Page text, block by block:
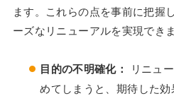
ます。これらの点を事前に把握
ーズなリニューアルを実現できま
目的の不明確化：
リニュ
めてしまうと、期待した